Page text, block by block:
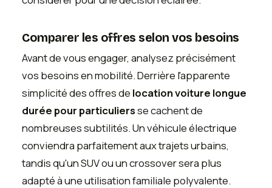
Comparer les offres selon vos besoins
Avant de vous engager, analysez précisément
vos besoins en mobilité. Derrière l'apparente
simplicité des offres de location voiture longue
durée pour particuliersse cachent de
nombreuses subtilités. Un véhicule électrique
conviendra parfaitement aux trajets urbains,
tandis qu'un SUV ou un crossover sera plus
adapté à une utilisation familiale polyvalente.